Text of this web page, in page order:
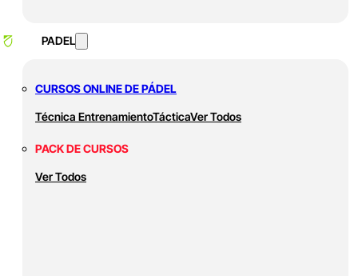
PADEL
CURSOS ONLINE DE PÁDEL
Técnica EntrenamientoTácticaVer Todos
PACK DE CURSOS
Ver Todos